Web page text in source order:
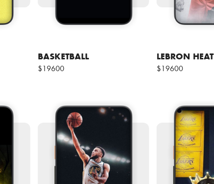
BASKETBALL
$19600
LEBRON HEAT
$19600